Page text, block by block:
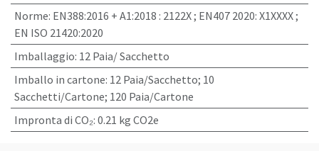
Norme: EN388:2016 + A1:2018 : 2122X ; EN407 2020: X1XXXX ;
EN ISO 21420:2020
Imballaggio: 12 Paia/ Sacchetto
Imballo in cartone: 12 Paia/Sacchetto; 10
Sacchetti/Cartone; 120 Paia/Cartone
Impronta di CO₂: 0.21 kg CO2e